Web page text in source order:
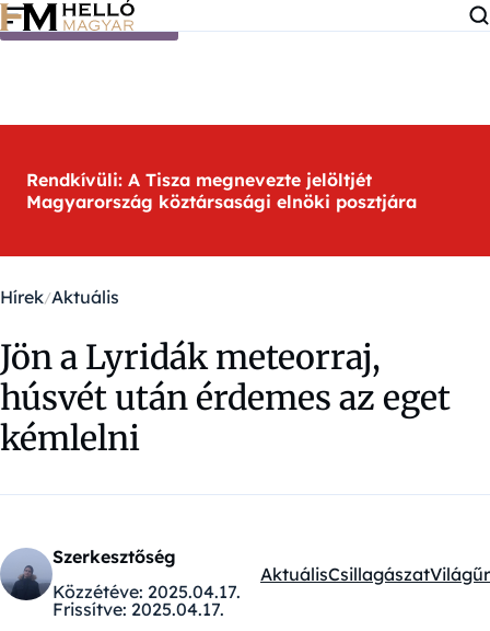
Ugrás a tartalomra
Rendkívüli: A Tisza megnevezte jelöltjét
Magyarország köztársasági elnöki posztjára
Hírek Aktuális
Jön a Lyridák meteorraj,
húsvét után érdemes az eget
kémlelni
Szerkesztőség
Közzétéve: 2025.04.17.
Frissítve: 2025.04.17.
Kategóriák:
AktuálisCsillagászatVilágűr